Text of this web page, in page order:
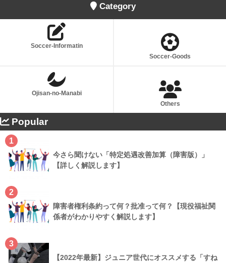
Category
Soccer-Informatin
Soccer-Goods
Ojisan-no-Manabi
Others
Popular
1
今さら聞けない「特定処遇改善加算（障害版）」
【詳しく解説します】
2
障害者権利条約って何？批准って何？【現役福祉関
係者がわかりやすく解説します】
3
【2022年最新】ジュニア世代にオススメする「すね